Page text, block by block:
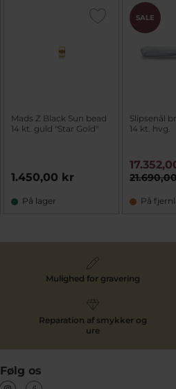
Mads Z Black Sun bead
14 kt. guld "Star Gold"
1.450,00 kr
På lager
SALE
Slipsenål
14 kt. hvg.
På
Mulighed for gravering
Reparation af smykker og
ure
Følg os